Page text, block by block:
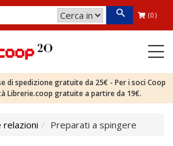
(0)
di spedizione gratuite da 25€ - Per i soci Coop
Librerie.coop gratuite a partire da 19€.
relazioni Preparati a spingere